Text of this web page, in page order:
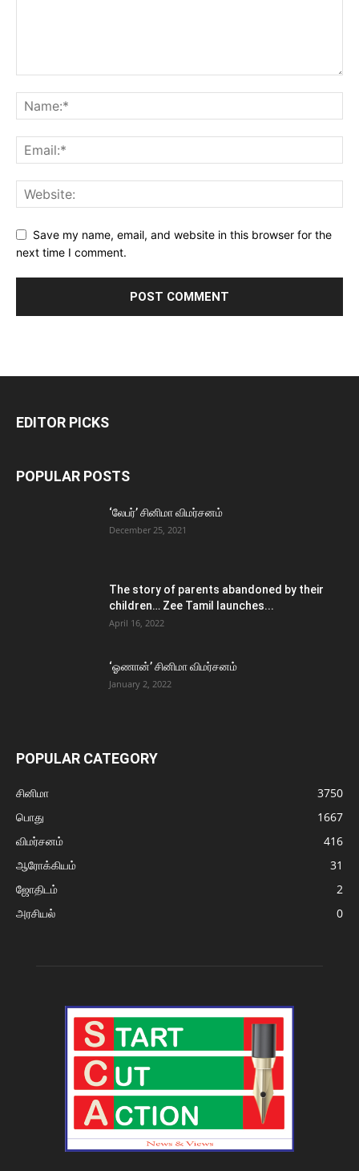
Save my name, email, and website in this browser for the
next time I comment.
EDITOR PICKS
POPULAR POSTS
‘லேபர்’ சினிமா விமர்சனம்
December 25, 2021
The story of parents abandoned by their
children… Zee Tamil launches...
April 16, 2022
‘ஓணான்’ சினிமா விமர்சனம்
January 2, 2022
POPULAR CATEGORY
சினிமா
3750
பொது
1667
விமர்சனம்
416
ஆரோக்கியம்
31
ஜோதிடம்
2
அரசியல்
0